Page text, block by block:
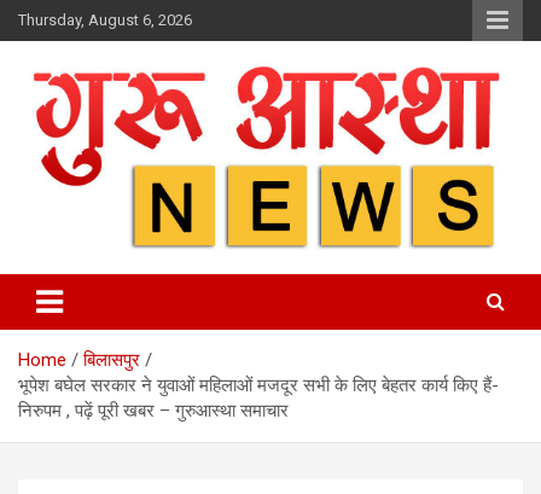
Skip
to
Thursday, August 6, 2026
Home
बिलासपुर
भूपेश बघेल सरकार ने युवाओं महिलाओं मजदूर सभी के लिए बेहतर कार्य किए हैं-
निरुपम , पढ़ें पूरी खबर – गुरुआस्था समाचार